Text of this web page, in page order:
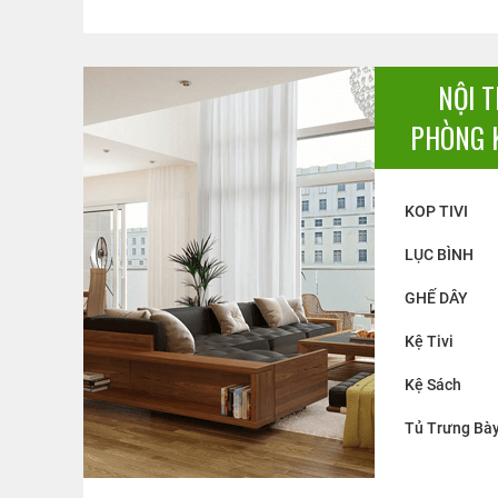
NỘI
PHÒNG
KOP TIVI
LỤC BÌNH
GHẾ DÂY
Kệ Tivi
Kệ Sách
Tủ Trưng
KỆ SÁCH 04
Giá:Liên hệ
BÁO GIÁ ĐẶT HÀNG
Giá: